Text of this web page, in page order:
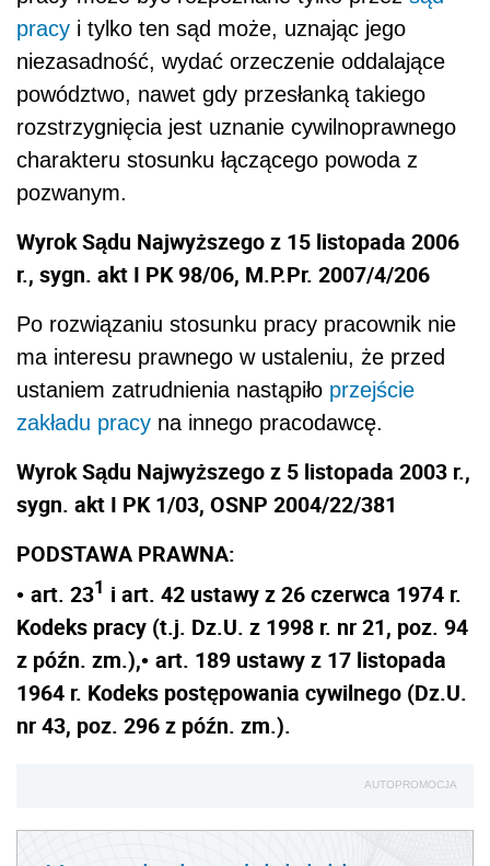
pracy i tylko ten sąd może, uznając jego
niezasadność, wydać orzeczenie oddalające
powództwo, nawet gdy przesłanką takiego
rozstrzygnięcia jest uznanie cywilnoprawnego
charakteru stosunku łączącego powoda z
pozwanym.
Wyrok Sądu Najwyższego z 15 listopada 2006
r., sygn. akt I PK 98/06, M.P.Pr. 2007/4/206
Po rozwiązaniu stosunku pracy pracownik nie
ma interesu prawnego w ustaleniu, że przed
ustaniem zatrudnienia nastąpiło przejście
zakładu pracy na innego pracodawcę.
Wyrok Sądu Najwyższego z 5 listopada 2003 r.,
sygn. akt I PK 1/03, OSNP 2004/22/381
PODSTAWA PRAWNA:
• art. 231 i art. 42 ustawy z 26 czerwca 1974 r.
Kodeks pracy (t.j. Dz.U. z 1998 r. nr 21, poz. 94
z późn. zm.),• art. 189 ustawy z 17 listopada
1964 r. Kodeks postępowania cywilnego (Dz.U.
nr 43, poz. 296 z późn. zm.).
AUTOPROMOCJA